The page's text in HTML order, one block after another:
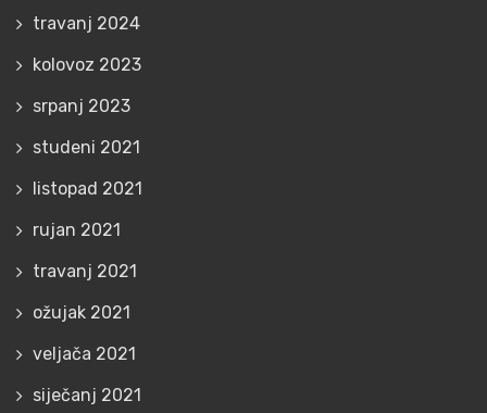
travanj 2024
kolovoz 2023
srpanj 2023
studeni 2021
listopad 2021
rujan 2021
travanj 2021
ožujak 2021
veljača 2021
siječanj 2021